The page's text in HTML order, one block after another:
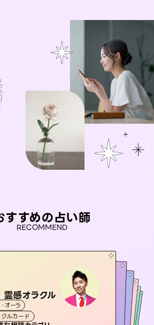
すすめの占い師
RECOMMEND
霊感オラクル
オーラ
ルカード
アイリス -iris-
西洋占星術
ルーン
未来視師＊花
霊視・オーラ
スピリチュアル・リーディング
とうげんみう
霊視・オーラセラピスト理恵
霊視・オーラ